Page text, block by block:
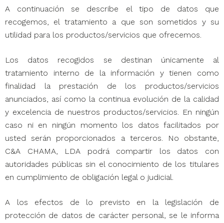
A continuación se describe el tipo de datos que
recogemos, el tratamiento a que son sometidos y su
utilidad para los productos/servicios que ofrecemos.
Los datos recogidos se destinan únicamente al
tratamiento interno de la información y tienen como
finalidad la prestación de los productos/servicios
anunciados, así como la continua evolución de la calidad
y excelencia de nuestros productos/servicios. En ningún
caso ni en ningún momento los datos facilitados por
usted serán proporcionados a terceros. No obstante,
C&A CHAMA, LDA podrá compartir los datos con
autoridades públicas sin el conocimiento de los titulares
en cumplimiento de obligación legal o judicial.
A los efectos de lo previsto en la legislación de
protección de datos de carácter personal, se le informa